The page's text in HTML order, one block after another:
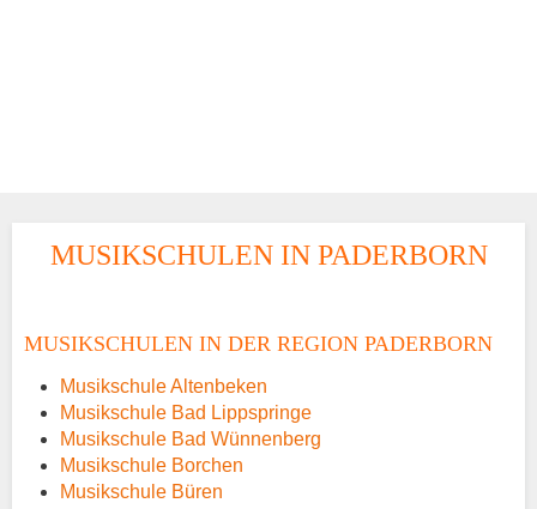
MUSIKSCHULEN IN PADERBORN
MUSIKSCHULEN IN DER REGION PADERBORN
Musikschule Altenbeken
Musikschule Bad Lippspringe
Musikschule Bad Wünnenberg
Musikschule Borchen
Musikschule Büren